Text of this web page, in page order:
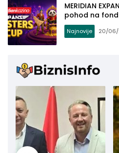
MERIDIAN
pohod na fond
Najnovije 20/